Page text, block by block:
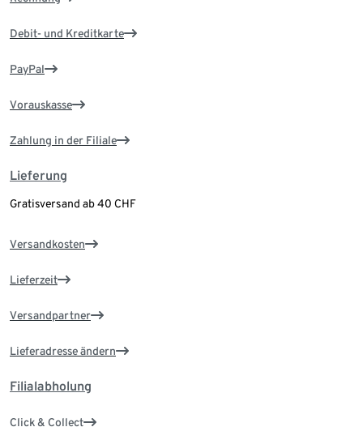
Debit- und Kreditkarte
PayPal
Vorauskasse
Zahlung in der Filiale
Lieferung
Gratisversand ab 40 CHF
Versandkosten
Lieferzeit
Versandpartner
Lieferadresse ändern
Filialabholung
Click & Collect